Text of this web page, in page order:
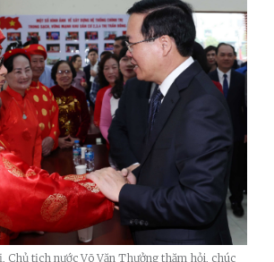
Chủ tịch nước Võ Văn Thưởng thăm hỏi, chúc